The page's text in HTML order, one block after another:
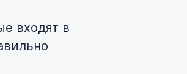
входят в